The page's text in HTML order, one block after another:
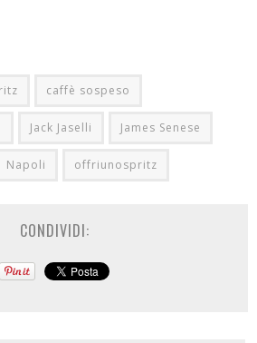
caffè sospeso
Jack Jaselli James Senese
Napoli offriunospritz
CONDIVIDI: